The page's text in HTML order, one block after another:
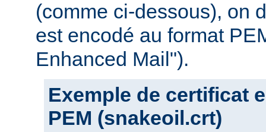
(comme ci-dessous), on
est encodé au format
Enhanced Mail").
Exemple de certificat
PEM (snakeoil.crt)